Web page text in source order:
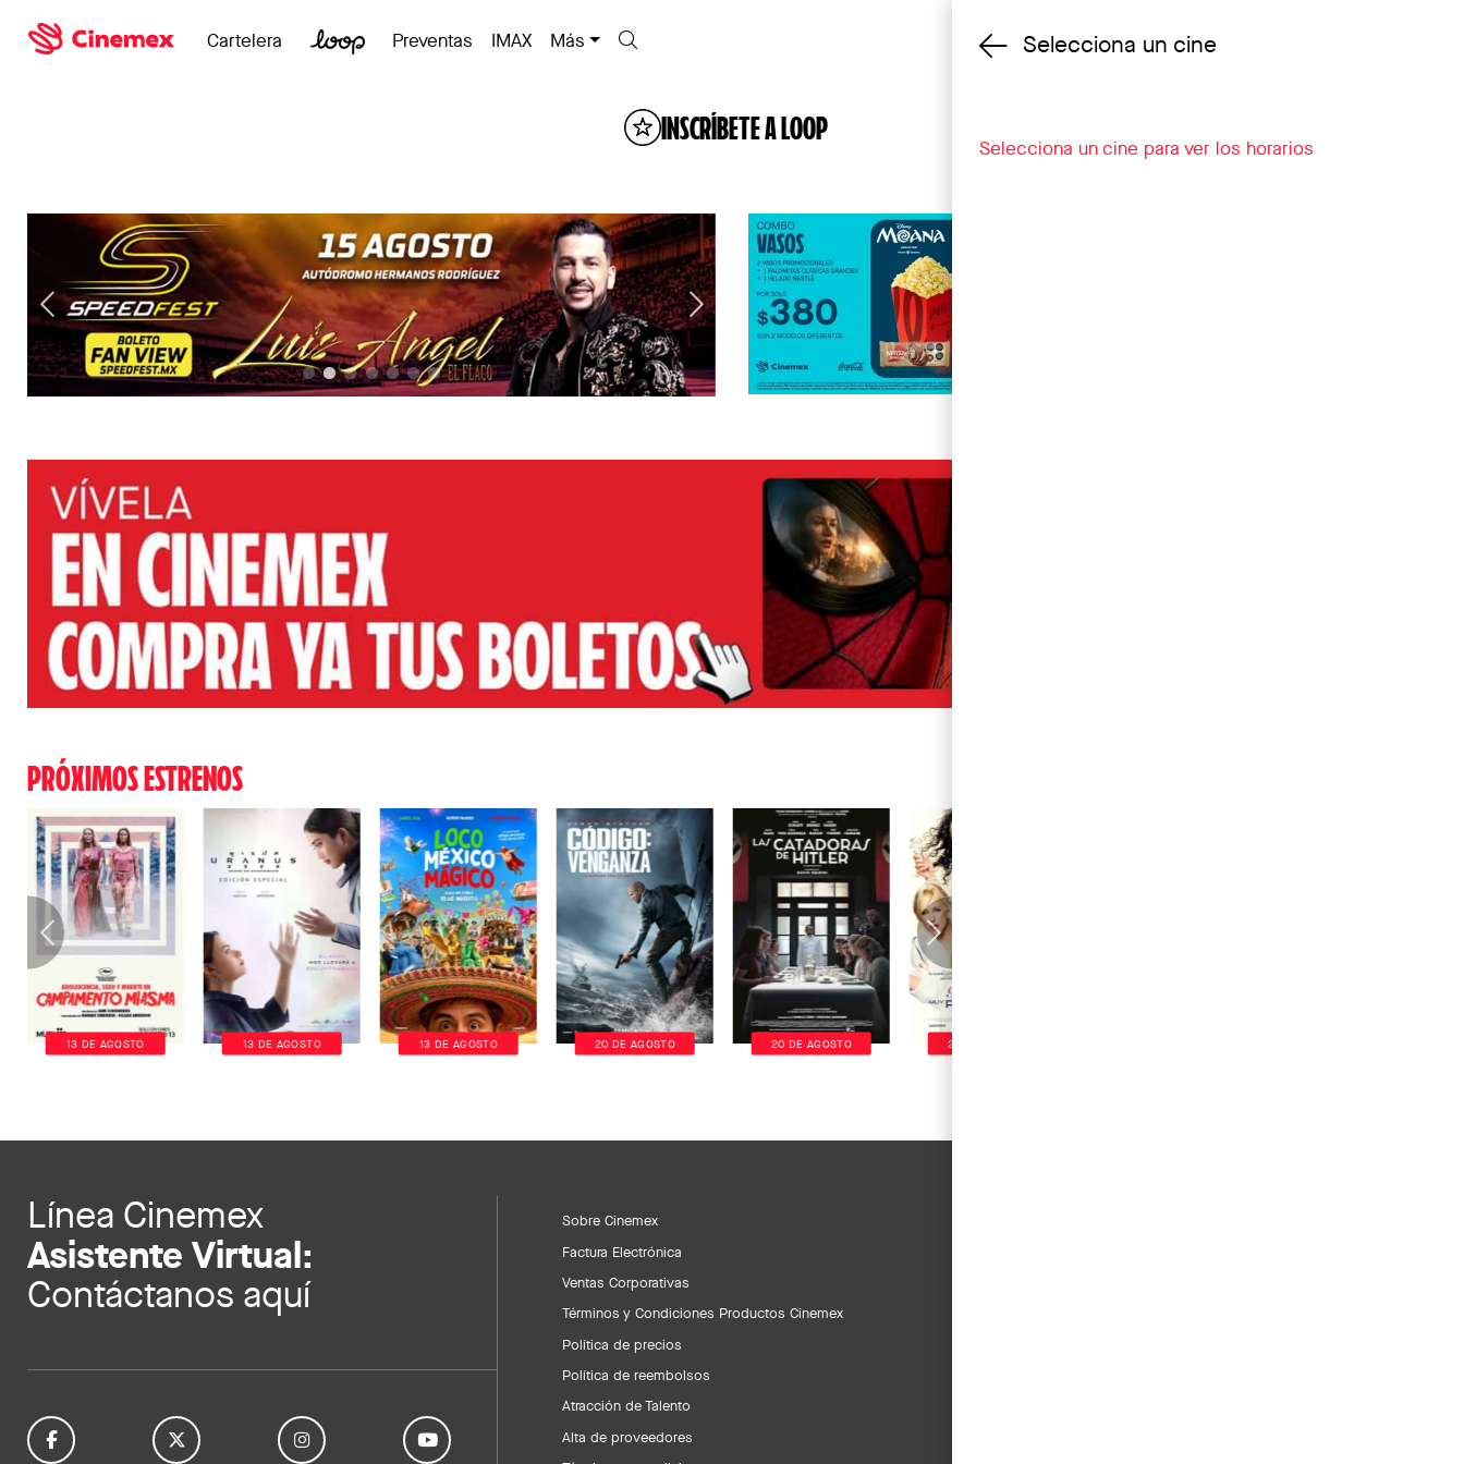
Cambiar cine
Cartelera Preventas IMAX Más
INSCRÍBETE A LOOP
PRÓXIMOS ESTRENOS
13 DE AGOSTO 13 DE AGOSTO 13 DE AGOSTO 20 DE AGOSTO 20 DE AGOSTO 20 DE AGOSTO
Línea Cinemex
Asistente Virtual:
Contáctanos aquí
Sobre Cinemex
Factura Electrónica
Ventas Corporativas
Términos y Condiciones Productos Cinemex
Política de precios
Política de reembolsos
Atracción de Talento
Alta de proveedores
Selecciona un cine
Selecciona un cine para ver los horarios